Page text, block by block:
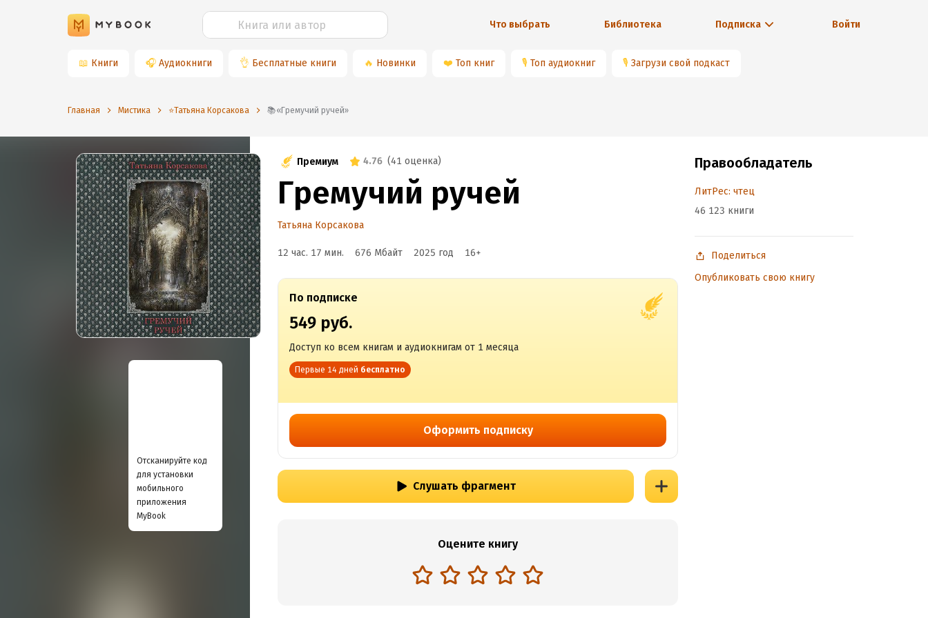
Что выбрать Библиотека Подписка Войти
📖 Книги 🎧 Аудиокниги 👌 Бесплатные книги 🔥 Новинки ❤️ Топ книг 🎙 Топ аудиокниг 🎙 Загрузи свой подкаст
Главная Мистика ⭐️Татьяна Корсакова 📚«Гремучий ручей»
Отсканируйте код
для установки
мобильного
приложения
MyBook
Премиум 4.76 (41 оценка)
Гремучий ручей
Татьяна Корсакова
12 час. 17 мин. 676 Мбайт 2025 год 16+
По подписке
549 руб.
Доступ ко всем книгам и аудиокнигам от 1 месяца
Первые 14 дней бесплатно
Оформить подписку
Слушать фрагмент
Оцените книгу
Правообладатель
ЛитРес: чтец
46 123 книги
Поделиться
Опубликовать свою книгу